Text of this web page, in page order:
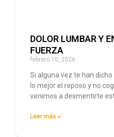
DOLOR LUMBAR Y
FUERZA
febrero 10, 2026
Si alguna vez te han
lo mejor el reposo y no
venimos a desmentirte
Leer más »